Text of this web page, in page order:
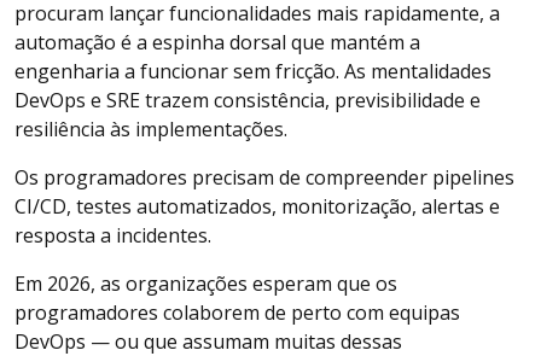
procuram lançar funcionalidades mais rapidamente, a
automação é a espinha dorsal que mantém a
engenharia a funcionar sem fricção. As mentalidades
DevOps e SRE trazem consistência, previsibilidade e
resiliência às implementações.
Os programadores precisam de compreender pipelines
CI/CD, testes automatizados, monitorização, alertas e
resposta a incidentes.
Em 2026, as organizações esperam que os
programadores colaborem de perto com equipas
DevOps — ou que assumam muitas dessas